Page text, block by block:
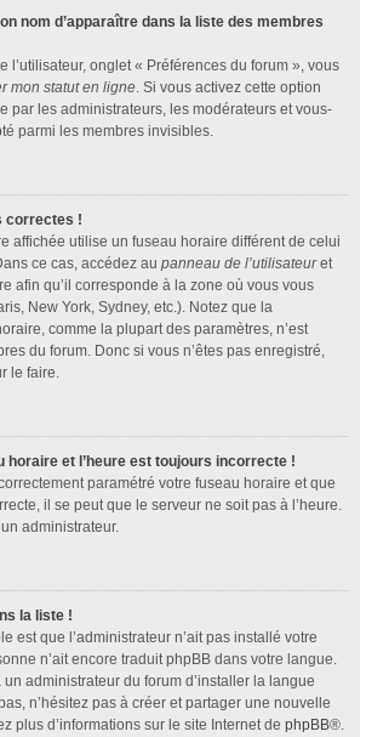
nom d’apparaître dans la liste des membres
l’utilisateur, onglet « Préférences du forum », vous
mon statut en ligne. Si vous activez cette option
par les administrateurs, les modérateurs et vous-
parmi les membres invisibles.
correctes !
affichée utilise un fuseau horaire différent de celui
ce cas, accédez au panneau de l’utilisateuret
afin qu’il corresponde à la zone où vous vous
New York, Sydney, etc.). Notez que la
comme la plupart des paramètres, n’est
du forum. Donc si vous n’êtes pas enregistré,
le faire.
horaire et l’heure est toujours incorrecte !
paramétré votre fuseau horaire et que
il se peut que le serveur ne soit pas à l’heure.
administrateur.
la liste !
est que l’administrateur n’ait pas installé votre
n’ait encore traduit phpBB dans votre langue.
administrateur du forum d’installer la langue
n’hésitez pas à créer et partager une nouvelle
plus d’informations sur le site Internet de phpBB®.